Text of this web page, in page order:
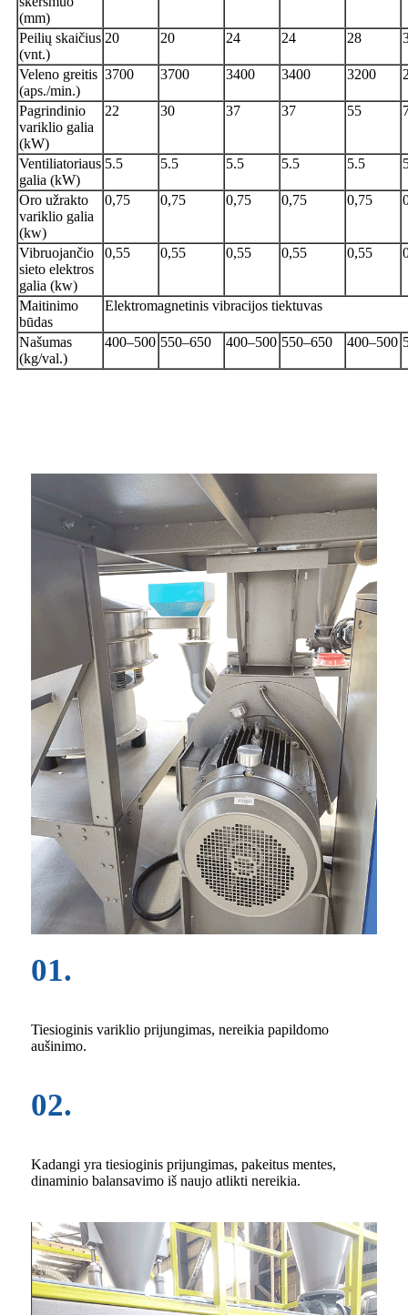
(mm)
Peilių skaičius
(vnt.)
20 20 24 24 28
Veleno greitis
(aps./min.)
3700 3700 3400 3400 3200
Pagrindinio
variklio galia
(kW)
22 30 37 37 55
Ventiliatoriaus
galia (kW)
5.5 5.5 5.5 5.5 5.5
Oro užrakto
variklio galia
(kw)
0,75 0,75 0,75 0,75 0,75
Vibruojančio
sieto elektros
galia (kw)
0,55 0,55 0,55 0,55 0,55
Maitinimo
būdas
Elektromagnetinis vibracijos tiektuvas
Našumas
(kg/val.)
400–500 550–650 400–500 550–650 400–500
01.
Tiesioginis variklio prijungimas, nereikia papildomo
aušinimo.
02.
Kadangi yra tiesioginis prijungimas, pakeitus mentes,
dinaminio balansavimo iš naujo atlikti nereikia.